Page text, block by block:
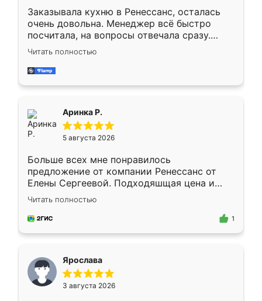
Заказывала кухню в Ренессанс, осталась
очень довольна. Менеджер всё быстро
посчитала, на вопросы отвечала сразу.
Замерщик приехал в субботу, подошёл к
делу со всей ответственностью. Собрали
за день, ребята работали аккуратно, даже
Читать полностью
Аринка Р.
5 августа 2026
Больше всех мне понравилось
предложение от компании Ренессанс от
Елены Сергеевой. Подходяшщая цена и
короткие сроки изготовления. Приехавший
для замера сотрудник Владислав
предложил по моему эскизу самый
Читать полностью
1
Ярослава
3 августа 2026